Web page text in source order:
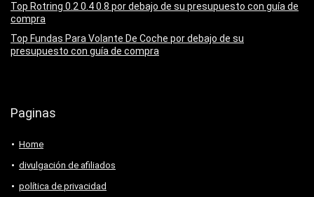
Top Rotring 0.2 0.4 0.8 por debajo de su presupuesto con guía de
compra
Top Fundas Para Volante De Coche por debajo de su
presupuesto con guía de compra
Paginas
Home
divulgación de afiliados
política de privacidad